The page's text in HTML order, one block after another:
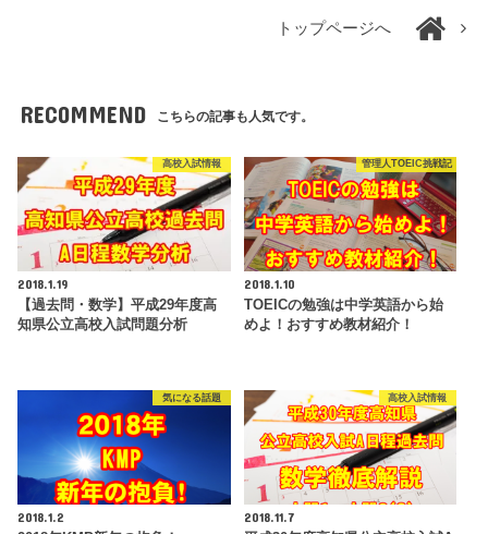
トップページへ
RECOMMEND こちらの記事も人気です。
高校入試情報
2018.1.19
【過去問・数学】平成29年度高
知県公立高校入試問題分析
管理人TOEIC挑戦記
2018.1.10
TOEICの勉強は中学英語から始
めよ！おすすめ教材紹介！
気になる話題
2018.1.2
高校入試情報
2018.11.7